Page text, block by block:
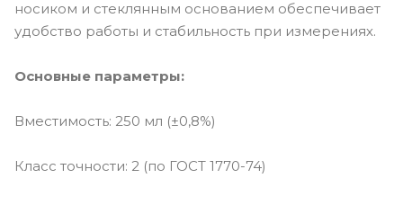
носиком и стеклянным основанием обеспечивает
удобство работы и стабильность при измерениях.
Основные параметры:
Вместимость: 250 мл (±0,8%)
Класс точности: 2 (по ГОСТ 1770-74)